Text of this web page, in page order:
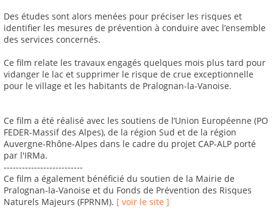
Des études sont alors menées pour préciser les risques et
identifier les mesures de prévention à conduire avec l’ensemble
des services concernés.
Ce film relate les travaux engagés quelques mois plus tard pour
vidanger le lac et supprimer le risque de crue exceptionnelle
pour le village et les habitants de Pralognan-la-Vanoise.
Ce film a été réalisé avec les soutiens de l’Union Européenne (PO
FEDER-Massif des Alpes), de la région Sud et de la région
Auvergne-Rhône-Alpes dans le cadre du projet CAP-ALP porté
par l'IRMa.
--------------------------
Ce film a également bénéficié du soutien de la Mairie de
Pralognan-la-Vanoise et du Fonds de Prévention des Risques
Naturels Majeurs (FPRNM). [ voir le site ]